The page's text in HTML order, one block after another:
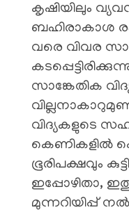
കൃഷിയിലും
ബഹിരാകാശ
വരെ വിവര
സാങ്കേതിക
വിദ്യകളുടെ
കെണികളിൽ
ഭൂരിപക്ഷവും
ഇപ്പോഴിതാ,